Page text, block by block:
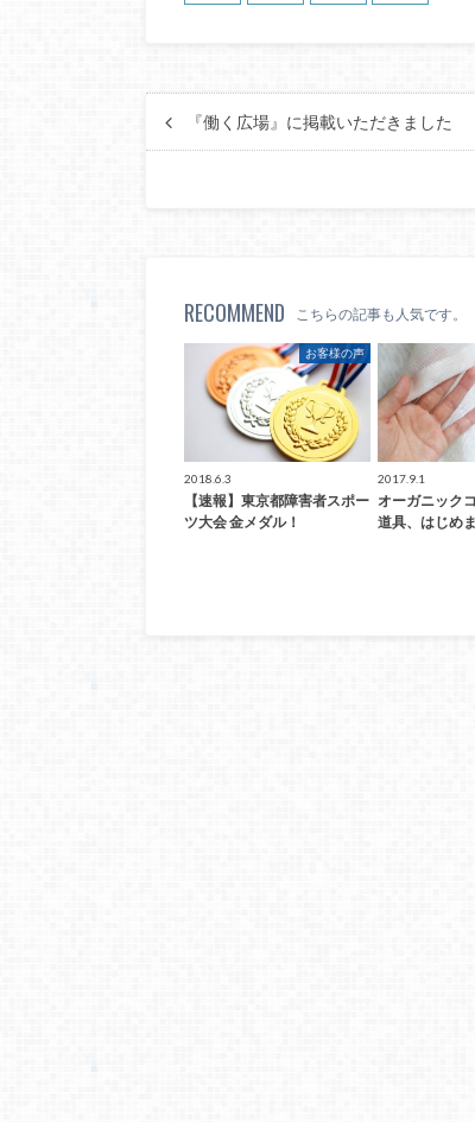
『働く広場』に掲載いただきました
RECOMMEND こちらの記事も人気です。
お客様の声
2018.6.3
【速報】東京都障害者スポー
ツ大会 金メダル！
2017.9.1
オーガニック
道具、はじめ